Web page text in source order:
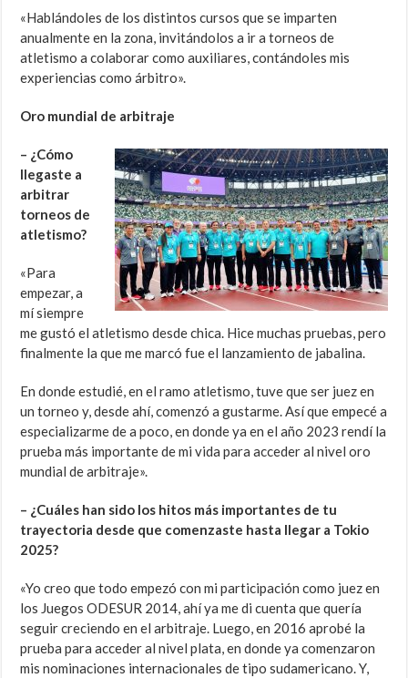
«Hablándoles de los distintos cursos que se imparten
anualmente en la zona, invitándolos a ir a torneos de
atletismo a colaborar como auxiliares, contándoles mis
experiencias como árbitro».
Oro mundial de arbitraje
– ¿Cómo
llegaste a
arbitrar
torneos de
atletismo?
«Para
empezar, a
mí siempre
me gustó el atletismo desde chica. Hice muchas pruebas, pero
finalmente la que me marcó fue el lanzamiento de jabalina.
En donde estudié, en el ramo atletismo, tuve que ser juez en
un torneo y, desde ahí, comenzó a gustarme. Así que empecé a
especializarme de a poco, en donde ya en el año 2023 rendí la
prueba más importante de mi vida para acceder al nivel oro
mundial de arbitraje».
– ¿Cuáles han sido los hitos más importantes de tu
trayectoria desde que comenzaste hasta llegar a Tokio
2025?
«Yo creo que todo empezó con mi participación como juez en
los Juegos ODESUR 2014, ahí ya me di cuenta que quería
seguir creciendo en el arbitraje. Luego, en 2016 aprobé la
prueba para acceder al nivel plata, en donde ya comenzaron
mis nominaciones internacionales de tipo sudamericano. Y,